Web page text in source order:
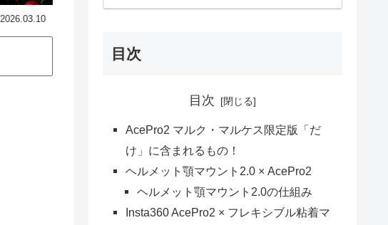
2026.03.10
目次
目次
AcePro2 マルク・マルケス限定版「だ
け」に含まれるもの！
ヘルメット顎マウント2.0 × AcePro2
ヘルメット顎マウント2.0の仕組み
Insta360 AcePro2 × フレキシブル粘着マ